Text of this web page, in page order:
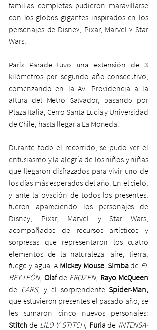
familias completas pudieron maravillarse
con los globos gigantes inspirados en los
personajes de Disney, Pixar, Marvel y Star
Wars.
Paris Parade tuvo una extensión de 3
kilómetros por segundo año consecutivo,
comenzando en la Av. Providencia a la
altura del Metro Salvador, pasando por
Plaza Italia, Cerro Santa Lucia y Universidad
de Chile, hasta llegar a La Moneda.
Durante todo el recorrido, se pudo ver el
entusiasmo y la alegría de los niños y niñas
que llegaron disfrazados para vivir uno de
los días más esperados del año. En el cielo,
y ante la ovación de todos los presentes,
fueron apareciendo los personajes de
Disney, Pixar, Marvel y Star Wars,
acompañados de recursos artísticos y
sorpresas que representaron los cuatro
elementos de la naturaleza: aire, tierra,
fuego y agua. A Mickey Mouse, Simba de EL
REY LEÓN, Olaf de FROZEN, Rayo McQueen
de CARS, y el sorprendente
que estuvieron presentes el pasado año, se
Stitch de LILO Y STITCH, Furia de INTENSA-